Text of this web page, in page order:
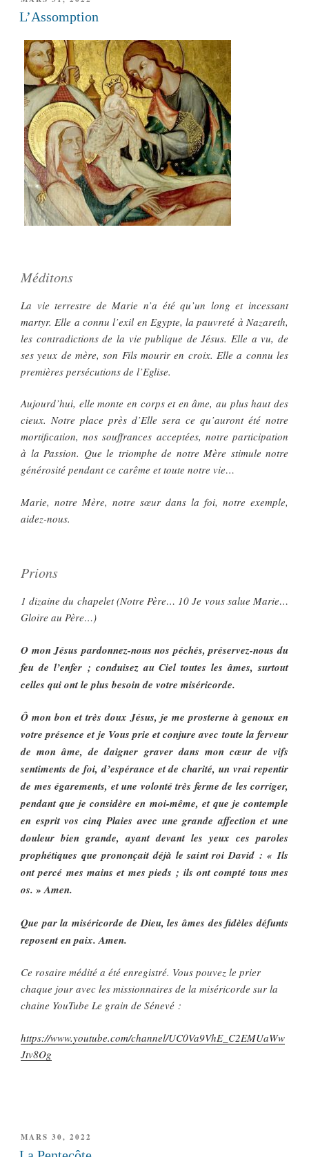
LE
L’Assomption
Méditons
La vie terrestre de Marie n’a été qu’un long et incessant
martyr. Elle a connu l’exil en Egypte, la pauvreté à Nazareth,
les contradictions de la vie publique de Jésus. Elle a vu, de
ses yeux de mère, son Fils mourir en croix. Elle a connu les
premières persécutions de l’Eglise.
Aujourd’hui, elle monte en corps et en âme, au plus haut des
cieux. Notre place près d’Elle sera ce qu’auront été notre
mortification, nos souffrances acceptées, notre participation
à la Passion. Que le triomphe de notre Mère stimule notre
générosité pendant ce carême et toute notre vie…
Marie, notre Mère, notre sœur dans la foi, notre exemple,
aidez-nous.
Prions
1 dizaine du chapelet (Notre Père… 10 Je vous salue Marie…
Gloire au Père…)
O mon Jésus pardonnez-nous nos péchés, préservez-nous du
feu de l’enfer ; conduisez au Ciel toutes les âmes, surtout
celles qui ont le plus besoin de votre miséricorde.
Ô mon bon et très doux Jésus, je me prosterne à genoux en
votre présence et je Vous prie et conjure avec toute la ferveur
de mon âme, de daigner graver dans mon cœur de vifs
sentiments de foi, d’espérance et de charité, un vrai repentir
de mes égarements, et une volonté très ferme de les corriger,
pendant que je considère en moi-même, et que je contemple
en esprit vos cinq Plaies avec une grande affection et une
douleur bien grande, ayant devant les yeux ces paroles
prophétiques que prononçait déjà le saint roi David : « Ils
ont percé mes mains et mes pieds ; ils ont compté tous mes
os. » Amen.
Que par la miséricorde de Dieu, les âmes des fidèles défunts
reposent en paix. Amen.
Ce rosaire médité a été enregistré. Vous pouvez le prier
chaque jour avec les missionnaires de la miséricorde sur la
chaine YouTube Le grain de Sénevé :
https://www.youtube.com/channel/UC0Va9VhE_C2EMUaWw
Jtv8Og
PUBLIÉ
LE
MARS 30, 2022